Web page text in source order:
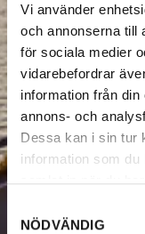
Vi använder
och annonserna till
för sociala medier
vidarebefordrar
information från
annons- och
Dessa kan i sin tur
information som du
samlat in när du
NÖDVÄNDIG